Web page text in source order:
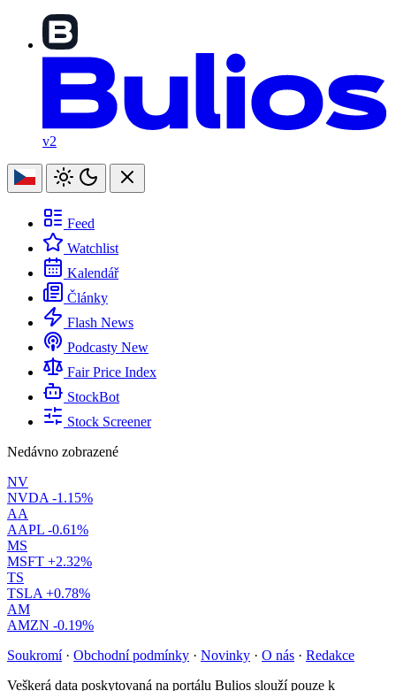
v2
Feed
Watchlist
Kalendář
Články
Flash News
Podcasty New
Fair Price Index
StockBot
Stock Screener
Nedávno zobrazené
NV
NVDA -1.15%
AA
AAPL -0.61%
MS
MSFT +2.32%
TS
TSLA +0.78%
AM
AMZN -0.19%
Soukromí · Obchodní podmínky · Novinky · O nás · Redakce
Veškerá data poskytovaná na portálu Bulios slouží pouze k